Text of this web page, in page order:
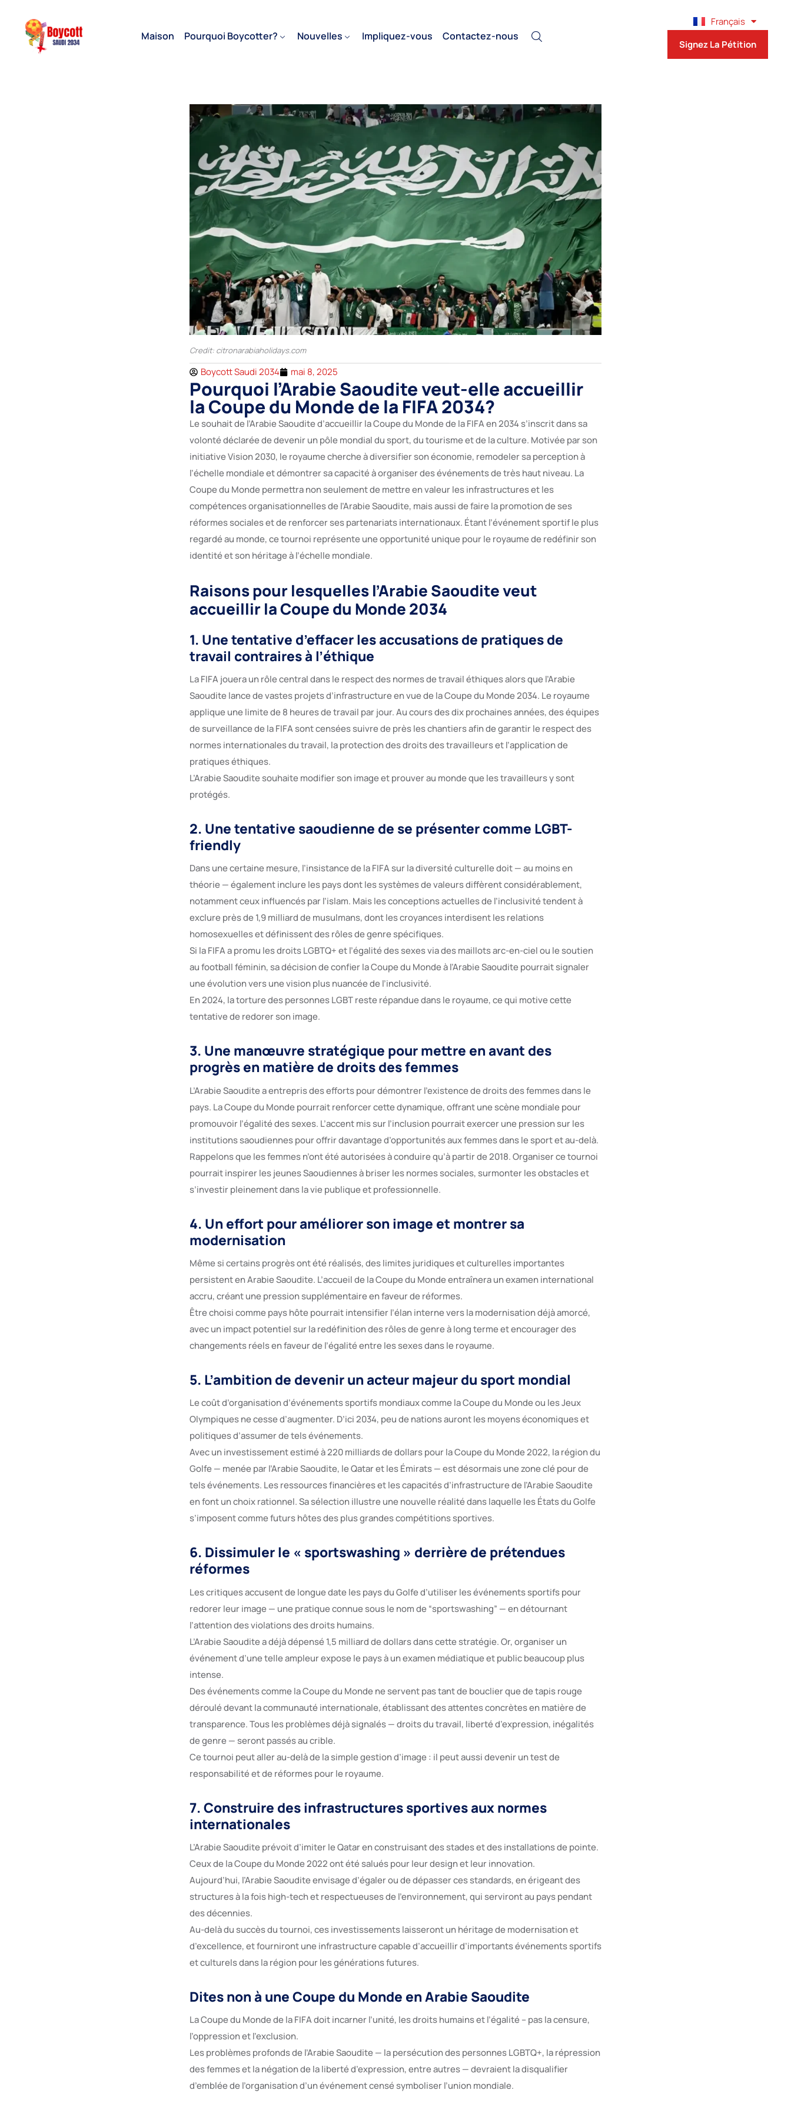
Maison Pourquoi Boycotter? Nouvelles Impliquez-vous Contactez-nous
Français
Español
Signez La Pétition
Credit: citronarabiaholidays.com
Boycott Saudi 2034 mai 8, 2025
Pourquoi l’Arabie Saoudite veut-elle accueillir
la Coupe du Monde de la FIFA 2034?
Le souhait de l’Arabie Saoudite d’accueillir la Coupe du Monde de la FIFA en 2034 s’inscrit dans sa
volonté déclarée de devenir un pôle mondial du sport, du tourisme et de la culture. Motivée par son
initiative Vision 2030, le royaume cherche à diversifier son économie, remodeler sa perception à
l’échelle mondiale et démontrer sa capacité à organiser des événements de très haut niveau. La
Coupe du Monde permettra non seulement de mettre en valeur les infrastructures et les
compétences organisationnelles de l’Arabie Saoudite, mais aussi de faire la promotion de ses
réformes sociales et de renforcer ses partenariats internationaux. Étant l’événement sportif le plus
regardé au monde, ce tournoi représente une opportunité unique pour le royaume de redéfinir son
identité et son héritage à l’échelle mondiale.
Raisons pour lesquelles l’Arabie Saoudite veut
accueillir la Coupe du Monde 2034
1. Une tentative d’effacer les accusations de pratiques de
travail contraires à l’éthique
La FIFA jouera un rôle central dans le respect des normes de travail éthiques alors que l’Arabie
Saoudite lance de vastes projets d’infrastructure en vue de la Coupe du Monde 2034. Le royaume
applique une limite de 8 heures de travail par jour. Au cours des dix prochaines années, des équipes
de surveillance de la FIFA sont censées suivre de près les chantiers afin de garantir le respect des
normes internationales du travail, la protection des droits des travailleurs et l’application de
pratiques éthiques.
L’Arabie Saoudite souhaite modifier son image et prouver au monde que les travailleurs y sont
protégés.
2. Une tentative saoudienne de se présenter comme LGBT-
friendly
Dans une certaine mesure, l’insistance de la FIFA sur la diversité culturelle doit — au moins en
théorie — également inclure les pays dont les systèmes de valeurs diffèrent considérablement,
notamment ceux influencés par l’islam. Mais les conceptions actuelles de l’inclusivité tendent à
exclure près de 1,9 milliard de musulmans, dont les croyances interdisent les relations
homosexuelles et définissent des rôles de genre spécifiques.
Si la FIFA a promu les droits LGBTQ+ et l’égalité des sexes via des maillots arc-en-ciel ou le soutien
au football féminin, sa décision de confier la Coupe du Monde à l’Arabie Saoudite pourrait signaler
une évolution vers une vision plus nuancée de l’inclusivité.
En 2024, la torture des personnes LGBT reste répandue dans le royaume, ce qui motive cette
tentative de redorer son image.
3. Une manœuvre stratégique pour mettre en avant des
progrès en matière de droits des femmes
L’Arabie Saoudite a entrepris des efforts pour démontrer l’existence de droits des femmes dans le
pays. La Coupe du Monde pourrait renforcer cette dynamique, offrant une scène mondiale pour
promouvoir l’égalité des sexes. L’accent mis sur l’inclusion pourrait exercer une pression sur les
institutions saoudiennes pour offrir davantage d’opportunités aux femmes dans le sport et au-delà.
Rappelons que les femmes n’ont été autorisées à conduire qu’à partir de 2018. Organiser ce tournoi
pourrait inspirer les jeunes Saoudiennes à briser les normes sociales, surmonter les obstacles et
s’investir pleinement dans la vie publique et professionnelle.
4. Un effort pour améliorer son image et montrer sa
modernisation
Même si certains progrès ont été réalisés, des limites juridiques et culturelles importantes
persistent en Arabie Saoudite. L’accueil de la Coupe du Monde entraînera un examen international
accru, créant une pression supplémentaire en faveur de réformes.
Être choisi comme pays hôte pourrait intensifier l’élan interne vers la modernisation déjà amorcé,
avec un impact potentiel sur la redéfinition des rôles de genre à long terme et encourager des
changements réels en faveur de l’égalité entre les sexes dans le royaume.
5. L’ambition de devenir un acteur majeur du sport mondial
Le coût d’organisation d’événements sportifs mondiaux comme la Coupe du Monde ou les Jeux
Olympiques ne cesse d’augmenter. D’ici 2034, peu de nations auront les moyens économiques et
politiques d’assumer de tels événements.
Avec un investissement estimé à 220 milliards de dollars pour la Coupe du Monde 2022, la région du
Golfe — menée par l’Arabie Saoudite, le Qatar et les Émirats — est désormais une zone clé pour de
tels événements. Les ressources financières et les capacités d’infrastructure de l’Arabie Saoudite
en font un choix rationnel. Sa sélection illustre une nouvelle réalité dans laquelle les États du Golfe
s’imposent comme futurs hôtes des plus grandes compétitions sportives.
6. Dissimuler le « sportswashing » derrière de prétendues
réformes
Les critiques accusent de longue date les pays du Golfe d’utiliser les événements sportifs pour
redorer leur image — une pratique connue sous le nom de “sportswashing” — en détournant
l’attention des violations des droits humains.
L’Arabie Saoudite a déjà dépensé 1,5 milliard de dollars dans cette stratégie. Or, organiser un
événement d’une telle ampleur expose le pays à un examen médiatique et public beaucoup plus
intense.
Des événements comme la Coupe du Monde ne servent pas tant de bouclier que de tapis rouge
déroulé devant la communauté internationale, établissant des attentes concrètes en matière de
transparence. Tous les problèmes déjà signalés — droits du travail, liberté d’expression, inégalités
de genre — seront passés au crible.
Ce tournoi peut aller au-delà de la simple gestion d’image : il peut aussi devenir un test de
responsabilité et de réformes pour le royaume.
7. Construire des infrastructures sportives aux normes
internationales
L’Arabie Saoudite prévoit d’imiter le Qatar en construisant des stades et des installations de pointe.
Ceux de la Coupe du Monde 2022 ont été salués pour leur design et leur innovation.
Aujourd’hui, l’Arabie Saoudite envisage d’égaler ou de dépasser ces standards, en érigeant des
structures à la fois high-tech et respectueuses de l’environnement, qui serviront au pays pendant
des décennies.
Au-delà du succès du tournoi, ces investissements laisseront un héritage de modernisation et
d’excellence, et fourniront une infrastructure capable d’accueillir d’importants événements sportifs
et culturels dans la région pour les générations futures.
Dites non à une Coupe du Monde en Arabie Saoudite
La Coupe du Monde de la FIFA doit incarner l’unité, les droits humains et l’égalité – pas la censure,
l’oppression et l’exclusion.
Les problèmes profonds de l’Arabie Saoudite — la persécution des personnes LGBTQ+, la répression
des femmes et la négation de la liberté d’expression, entre autres — devraient la disqualifier
d’emblée de l’organisation d’un événement censé symboliser l’union mondiale.